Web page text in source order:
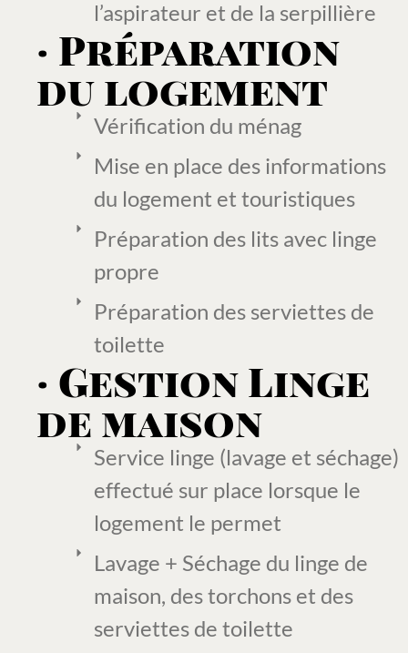
l’aspirateur et de la serpillière
· Préparation
du logement
Vérification du ménag
Mise en place des informations
du logement et touristiques
Préparation des lits avec linge
propre
Préparation des serviettes de
toilette
· Gestion Linge
de maison
Service linge (lavage et séchage)
effectué sur place lorsque le
logement le permet
Lavage + Séchage du linge de
maison, des torchons et des
serviettes de toilette